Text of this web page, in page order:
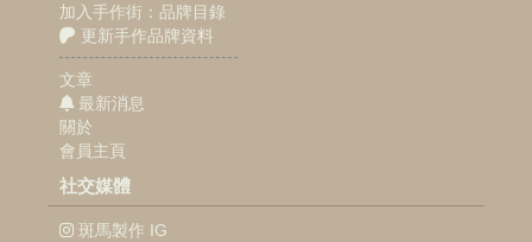
加入手作街：品牌目錄
更新手作品牌資料
文章
最新消息
關於
會員主頁
社交媒體
斑馬製作 IG